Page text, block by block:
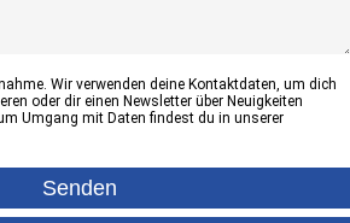
Wir verwenden deine Kontaktdaten, um dich
oder dir einen Newsletter über Neuigkeiten
Umgang mit Daten findest du in unserer